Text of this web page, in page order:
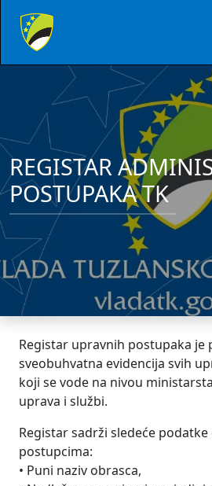
REGISTAR
POSTUPAKA TK
Registar upravnih postupaka je
sveobuhvatna evidencija svih
koji se vode na nivou
uprava i službi.
Registar sadrži sledeće
postupcima:
• Puni naziv obrasca,